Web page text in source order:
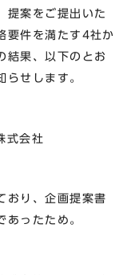
提案をご提出いた
要件を満たす4社か
結果、以下のとお
らせします。
会社
り、企画提案書
あったため。